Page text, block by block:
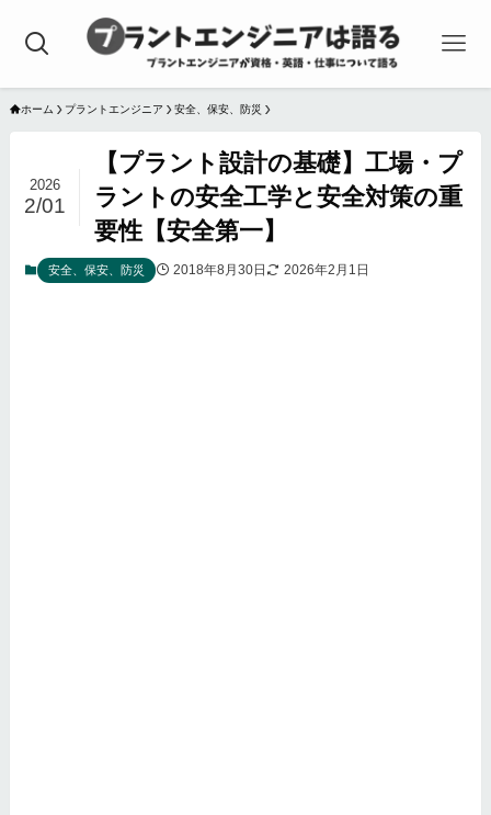
ホーム プラントエンジニア 安全、保安、防災
【プラント設計の基礎】工場・プ
ラントの安全工学と安全対策の重
要性【安全第一】
2026
2/01
安全、保安、防災 2018年8月30日 2026年2月1日